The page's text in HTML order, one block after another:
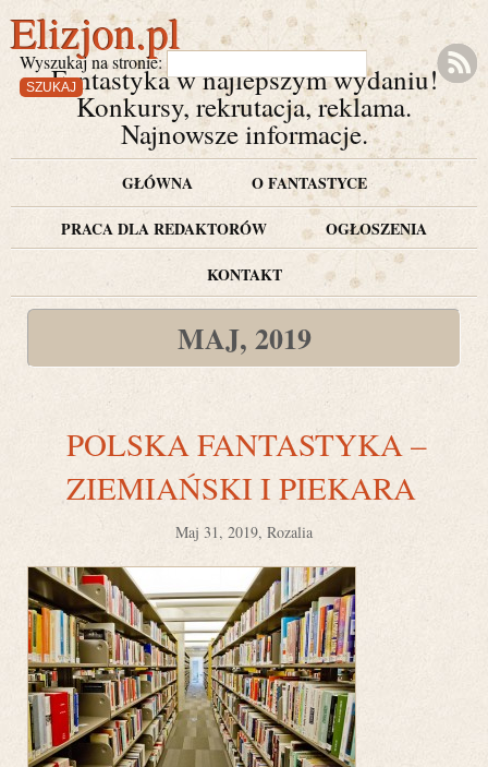
Wyszukaj na stronie:
Elizjon.pl
Fantastyka w najlepszym wydaniu!
Konkursy, rekrutacja, reklama.
Najnowsze informacje.
GŁÓWNA
O FANTASTYCE
PRACA DLA REDAKTORÓW
OGŁOSZENIA
KONTAKT
MAJ, 2019
POLSKA FANTASTYKA –
ZIEMIAŃSKI I PIEKARA
Maj 31, 2019, Rozalia